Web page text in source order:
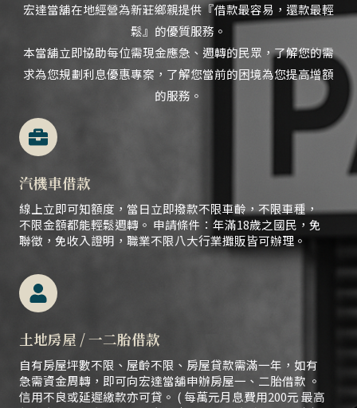
宏達當舖在地經營為新莊鄉親提供『借款最容易，還款最輕
鬆』的優質服務。
本當舖立即協助每位需現金應急、 週轉的民眾，了解您的需
求為您規劃利息優惠專案，了解您當前的困境為您提高增額
的服務。
汽機車借款
線上立即可知額度，當日立即撥款不限車齡，不限車種，
不限金額都能輕鬆週轉。 申請條件：年滿18歲之國民，免
聯徵，免收入證明，職業不限八大行業攤販皆可辦理。
土地房屋 / 一二胎借款
自有房屋坪數不限、屋齡不限、房屋貸款需滿一年，如有
急需資金周轉，即可向宏達當舖申辦房屋一、二胎借款 。
信用不良或延遲繳款亦可貸。 ( 每萬元月息費用200元 最高